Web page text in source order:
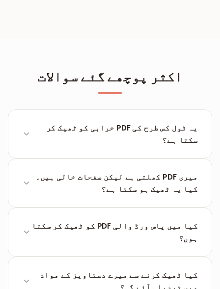
اکثر پوچھے گئے سوالات
یہ ٹول کس طرح کی PDF خرابی کو ٹھیک کر
سکتا ہے؟
یا غائب پیج مارکر کو درست کرتا ہے۔ یہ اس ڈیٹا
کو واپس نہیں لا سکتا جو جسمانی طور پر مٹ چکا
میری PDF کھلتی ہے لیکن صفحات خالی ہیں۔
کیا یہ ٹھیک ہو سکتا ہے؟
علامت ہوتے ہیں۔ ٹول ان ڈھانچوں کی تعمیر نو
کرتا ہے، اور اگر بنیادی ڈیٹا محفوظ ہے، تو
کیا میں پاس ورڈ والی PDF کو ٹھیک کر سکتا
ہوں؟
لاککریں۔ اگر فائل خرابی کی وجہ سے بالکل نہیں
کھل رہی، تو ٹول پاس ورڈ ہٹانے سے پہلے اس کی
کیا ٹھیک کرنے سے میرے دستاویز کے مواد